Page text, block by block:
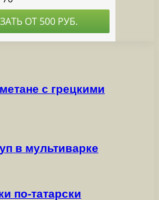
с грецкими
в мультиварке
по-татарски